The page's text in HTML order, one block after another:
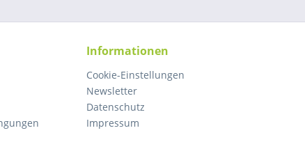
Informationen
Cookie-Einstellungen
Newsletter
Datenschutz
Impressum